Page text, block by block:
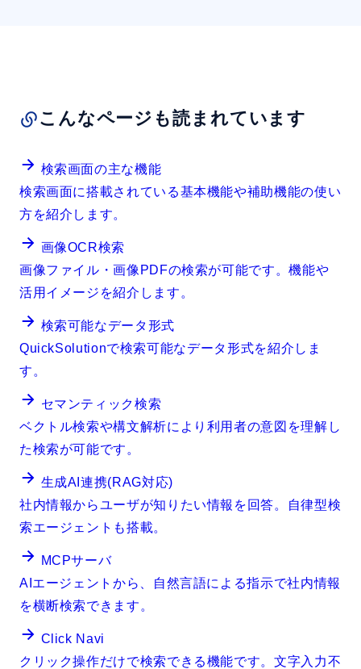
こんなページも読まれています
検索画面の主な機能
検索画面に搭載されている基本機能や補助機能の使い
方を紹介します。
画像OCR検索
画像ファイル・画像PDFの検索が可能です。機能や
活用イメージを紹介します。
検索可能なデータ形式
QuickSolutionで検索可能なデータ形式を紹介しま
す。
セマンティック検索
ベクトル検索や構文解析により利用者の意図を理解し
た検索が可能です。
生成AI連携(RAG対応)
社内情報からユーザが知りたい情報を回答。自律型検
索エージェントも搭載。
MCPサーバ
AIエージェントから、自然言語による指示で社内情報
を横断検索できます。
Click Navi
クリック操作だけで検索できる機能です。文字入力不